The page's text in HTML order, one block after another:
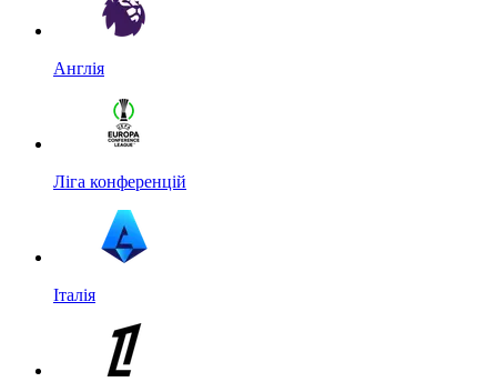
Англія
Ліга конференцій
Італія